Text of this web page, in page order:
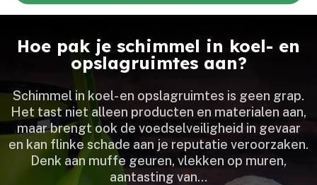
Hoe pak je schimmel in koel- en
opslagruimtes aan?
Schimmel in koel- en opslagruimtes is geen grap.​
Het tast niet alleen producten en materialen aan,
maar brengt ook de voedselveiligheid in gevaar
en kan flinke schade aan je reputatie veroorzaken.​
Denk aan muffe geuren, vlekken op muren,
aantasting van…